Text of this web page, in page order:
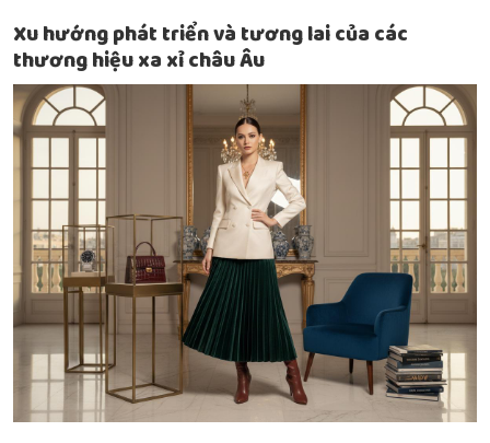
Xu hướng phát triển và tương lai của các
thương hiệu xa xỉ châu Âu